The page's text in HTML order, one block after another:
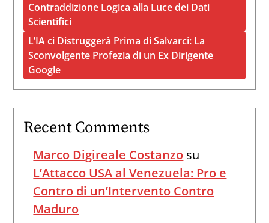
Contraddizione Logica alla Luce dei Dati
Scientifici
L’IA ci Distruggerà Prima di Salvarci: La
Sconvolgente Profezia di un Ex Dirigente
Google
Recent Comments
Marco Digireale Costanzo su
L’Attacco USA al Venezuela: Pro e
Contro di un’Intervento Contro
Maduro